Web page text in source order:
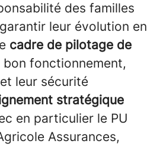
des familles
leur évolution en
cadre de pilotage de
bon fonctionnement,
leur sécurité
stratégique
en particulier le PU
Assurances,